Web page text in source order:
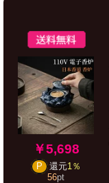
￥5,698
P 還元1％
56pt